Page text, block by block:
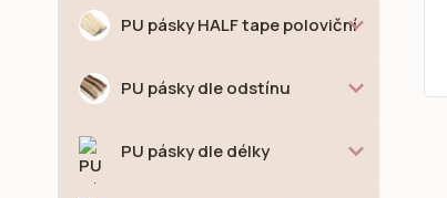
PU pásky HALF tape poloviční
PU pásky dle odstínu
PU pásky dle délky